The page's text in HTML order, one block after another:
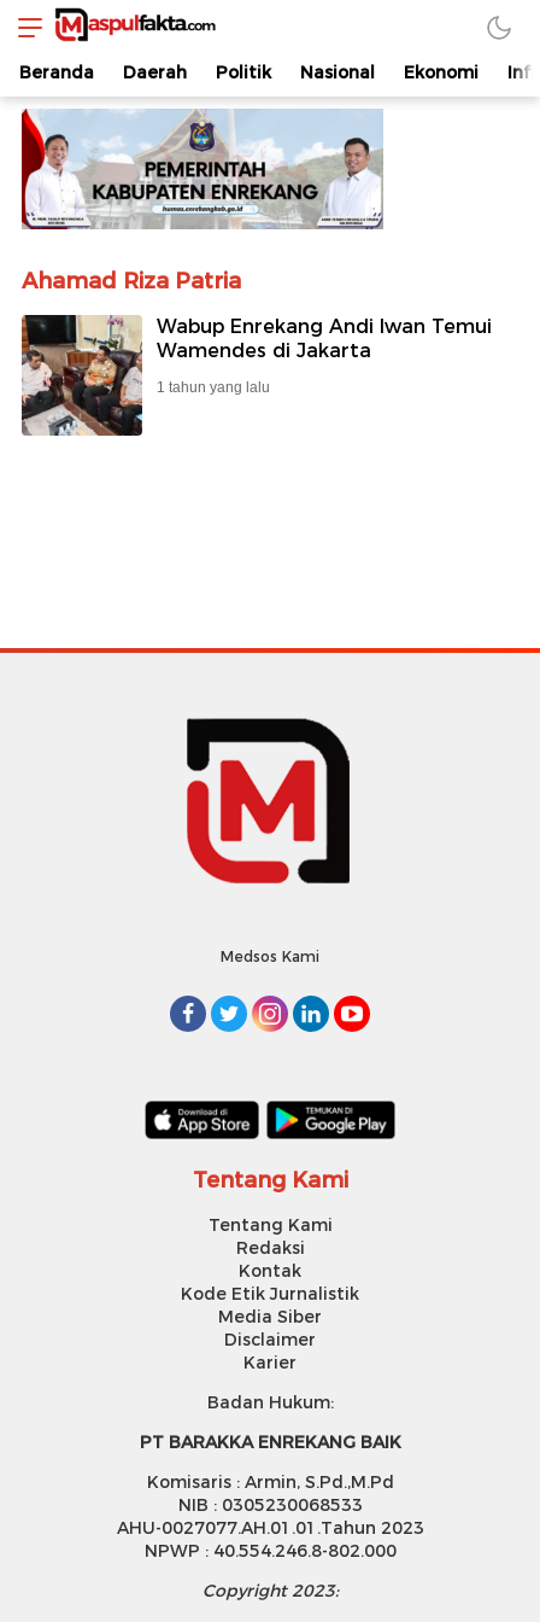
maspulfakta.com
Lokal Mendunia
Beranda Daerah Politik Nasional Ekonomi
Ahamad Riza Patria
Wabup Enrekang Andi Iwan Temui
Wamendes di Jakarta
1 tahun yang lalu
Medsos Kami
Tentang Kami
Tentang Kami
Redaksi
Kontak
Kode Etik Jurnalistik
Media Siber
Disclaimer
Karier
Badan Hukum:
PT BARAKKA ENREKANG BAIK
Komisaris : Armin, S.Pd.,M.Pd
NIB : 0305230068533
AHU-0027077.AH.01.01.Tahun 2023
NPWP : 40.554.246.8-802.000
Copyright 2023: